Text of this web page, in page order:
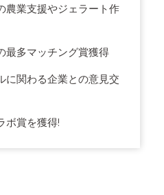
農業支援やジェラート作
最多マッチング賞獲得
に関わる企業との意見交
ボ賞を獲得!